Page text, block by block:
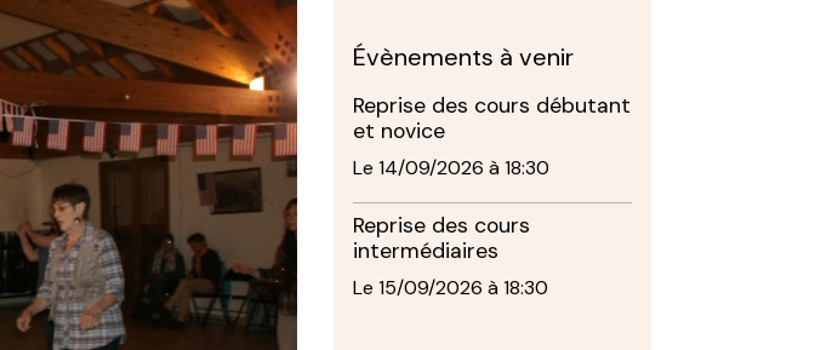
Évènements à venir
Reprise des cours débutant
et novice
Le 14/09/2026 à 18:30
Reprise des cours
intermédiaires
Le 15/09/2026 à 18:30